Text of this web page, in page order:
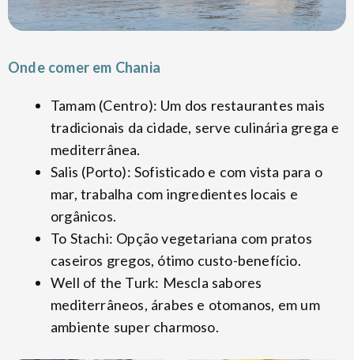
Onde comer em Chania
Tamam (Centro): Um dos restaurantes mais
tradicionais da cidade, serve culinária grega e
mediterrânea.
Salis (Porto): Sofisticado e com vista para o
mar, trabalha com ingredientes locais e
orgânicos.
To Stachi: Opção vegetariana com pratos
caseiros gregos, ótimo custo-benefício.
Well of the Turk: Mescla sabores
mediterrâneos, árabes e otomanos, em um
ambiente super charmoso.